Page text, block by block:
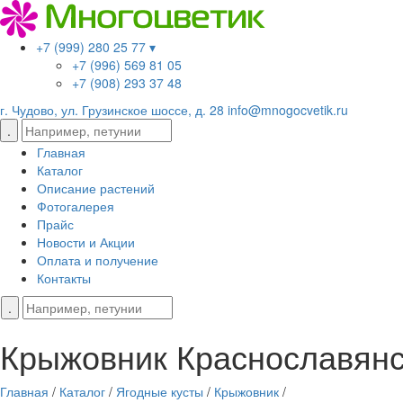
+7 (999) 280 25 77 ▾
+7 (996) 569 81 05
+7 (908) 293 37 48
г. Чудово, ул. Грузинское шоссе, д. 28 info@mnogocvetik.ru
Главная
Каталог
Описание растений
Фотогалерея
Прайс
Новости и Акции
Оплата и получение
Контакты
Крыжовник
Главная / Каталог / Ягодные кусты / Крыжовник /